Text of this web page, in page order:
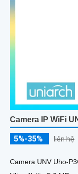
Camera IP WiFi
5%-35% liên hệ
Camera UNV Uho-